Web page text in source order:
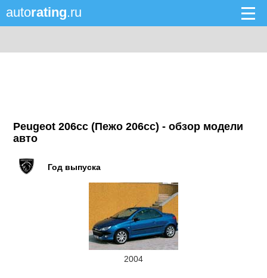
autorating.ru
Peugeot 206cc (Пежо 206сс) - обзор модели
авто
Год выпуска
2004